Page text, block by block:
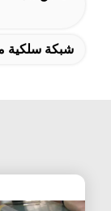
شبكة سلكية